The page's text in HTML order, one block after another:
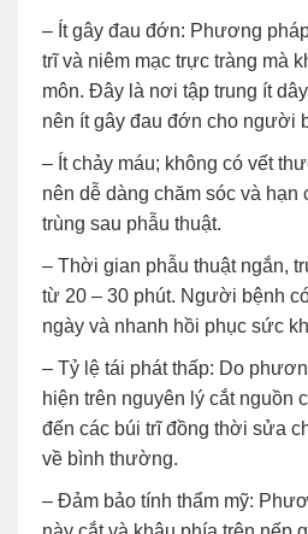
– Ít gây đau đớn: Phương
trĩ và niêm mạc trực tràng mà
môn. Đây là nơi tập trung ít
nên ít gây đau đớn cho người
– Ít chảy máu; không có vết
nên dễ dàng chăm sóc và hạn
trùng sau phẫu thuật.
– Thời gian phẫu thuật ngắn,
từ 20 – 30 phút. Người bệnh
ngày và nhanh hồi phục sức
– Tỷ lệ tái phát thấp: Do
hiện trên nguyên lý cắt nguồn
đến các búi trĩ đồng thời sửa
về bình thường.
– Đảm bảo tính thẩm mỹ: